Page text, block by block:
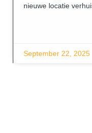
nieuwe locatie
September 22, 2025